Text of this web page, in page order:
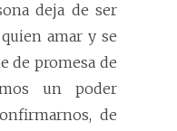
deja de ser
amar y se
de promesa de
un poder
de